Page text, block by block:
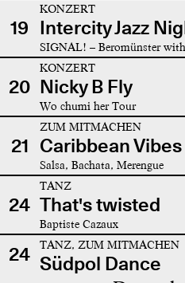
19
KONZERT
Intercity Jazz
SIGNAL! – Beromünster
20
KONZERT
Nicky B Fly
Wo chumi her Tour
21
ZUM MITMACHEN
Caribbean Vibes
Salsa, Bachata, Merengue
24
TANZ
That's twisted
Baptiste Cazaux
24 TANZ, ZUM MITMACHEN
Südpol Dance